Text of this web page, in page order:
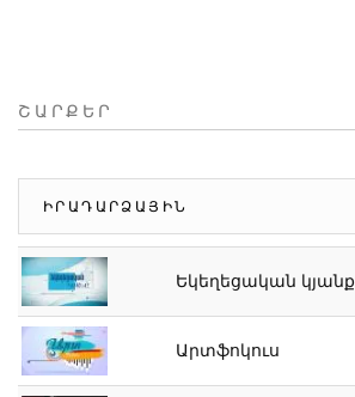
ՇԱՐՔԵՐ
ԻՐԱԴԱՐՁԱՅԻՆ
Եկեղեցական կյանք
Արտֆոկուս